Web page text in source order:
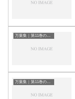
万葉集｜第11巻の和歌一覧
万葉集｜第11巻の和歌一覧